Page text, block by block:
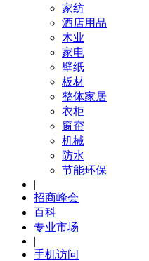
家纺
酒店用品
木业
家电
壁纸
板材
整体家居
衣柜
窗帘
机械
防水
节能环保
|
招商峰会
百科
专业市场
|
手机访问